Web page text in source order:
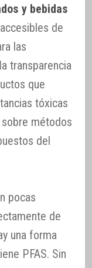
y bebidas
de
las
transparencia
que
tóxicas
métodos
del
pocas
de
una forma
PFAS. Sin